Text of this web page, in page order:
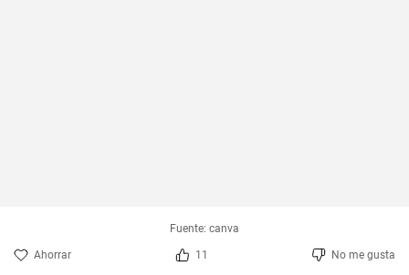
Fuente: canva
Ahorrar 11 No me gusta